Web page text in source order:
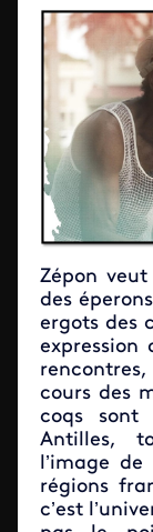
Zépon
des
ergots des
expression
cours des
coqs
Antilles,
l’image
régions
c’est